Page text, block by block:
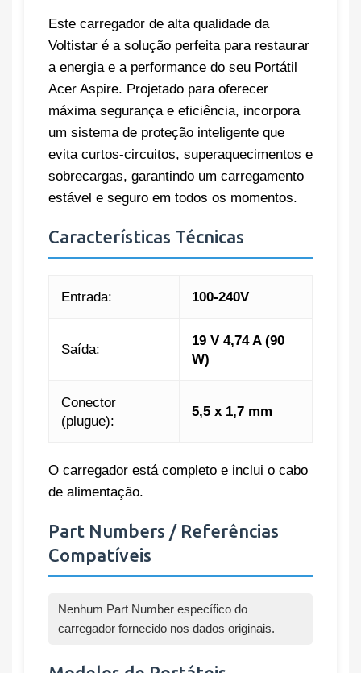
Este carregador de alta qualidade da
Voltistar é a solução perfeita para restaurar
a energia e a performance do seu Portátil
Acer Aspire. Projetado para oferecer
máxima segurança e eficiência, incorpora
um sistema de proteção inteligente que
evita curtos-circuitos, superaquecimentos e
sobrecargas, garantindo um carregamento
estável e seguro em todos os momentos.
Características Técnicas
Entrada: 100-240V
Saída:
19 V 4,74 A (90
W)
Conector
(plugue):
5,5 x 1,7 mm
O carregador está completo e inclui o cabo
de alimentação.
Part Numbers / Referências
Compatíveis
Nenhum Part Number específico do
carregador fornecido nos dados originais.